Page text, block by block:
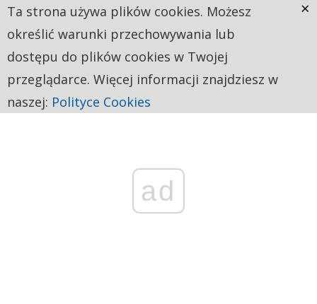
ad
Ta strona używa plików cookies. Możesz
określić warunki przechowywania lub
dostępu do plików cookies w Twojej
przeglądarce. Więcej informacji znajdziesz w
naszej: Polityce Cookies
×